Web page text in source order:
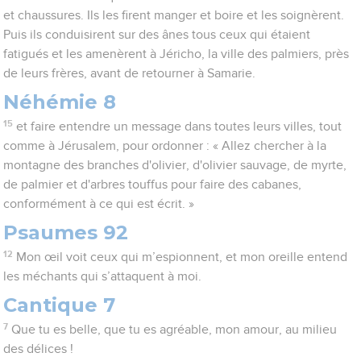
et chaussures. Ils les firent manger et boire et les soignèrent.
Puis ils conduisirent sur des ânes tous ceux qui étaient
fatigués et les amenèrent à Jéricho, la ville des palmiers, près
de leurs frères, avant de retourner à Samarie.
Néhémie 8
15 et faire entendre un message dans toutes leurs villes, tout
comme à Jérusalem, pour ordonner : « Allez chercher à la
montagne des branches d'olivier, d'olivier sauvage, de myrte,
de palmier et d'arbres touffus pour faire des cabanes,
conformément à ce qui est écrit. »
Psaumes 92
12 Mon œil voit ceux qui m’espionnent, et mon oreille entend
les méchants qui s’attaquent à moi.
Cantique 7
7 Que tu es belle, que tu es agréable, mon amour, au milieu
des délices !